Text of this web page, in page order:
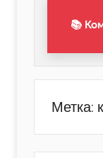
📚
Метка: